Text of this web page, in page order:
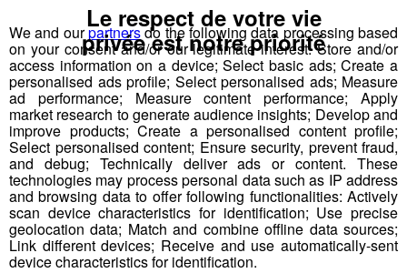
Épisode 6 – GAEC Les Alpagistes
Direction l'alpage de Chevan, sur les hauteurs de Praz-
sur-Arly, pour découvrir le GAEC Les Alpagistes et la
production de l'Abondance fermier.
Ici, les vaches pâturent tout l’été. Une alimentation qui
donne un lait de qualité, directement transformé en
alpage.
We and ourpartnersdo the following data processing based
on your consent and/or our legitimate interest: Store and/or
access information on a device; Select basic ads; Create a
personalised ads profile; Select personalised ads; Measure
ad performance; Measure content performance; Apply
market research to generate audience insights; Develop and
improve products; Create a personalised content profile;
Select personalised content; Ensure security, prevent fraud,
and debug; Technically deliver ads or content. These
technologies may process personal data such as IP address
and browsing data to offer following functionalities: Actively
scan device characteristics for identification; Use precise
geolocation data; Match and combine offline data sources;
Link different devices; Receive and use automatically-sent
device characteristics for identification.
Le respect de votre vie
privée est notre priorité